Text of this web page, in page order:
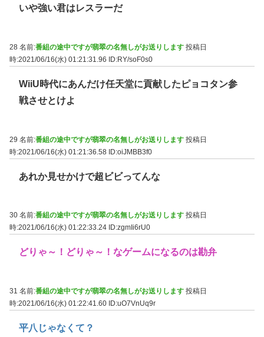
いや強い君はレスラーだ
28 名前:番組の途中ですが翡翠の名無しがお送りします 投稿日
時:2021/06/16(水) 01:21:31.96
ID:RY/soF0s0
WiiU時代にあんだけ任天堂に貢献したピョコタン参
戦させとけよ
29 名前:番組の途中ですが翡翠の名無しがお送りします 投稿日
時:2021/06/16(水) 01:21:36.58 ID:oiJMBB3f0
あれか見せかけで超ビビってんな
30 名前:番組の途中ですが翡翠の名無しがお送りします 投稿日
時:2021/06/16(水) 01:22:33.24 ID:zgmIi6rU0
どりゃ～！どりゃ～！なゲームになるのは勘弁
31 名前:番組の途中ですが翡翠の名無しがお送りします 投稿日
時:2021/06/16(水) 01:22:41.60 ID:uO7VnUq9r
平八じゃなくて？